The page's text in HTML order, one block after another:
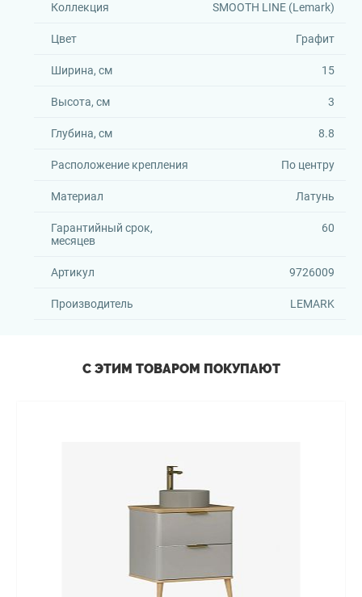
Коллекция SMOOTH LINE (Lemark)
Цвет Графит
Ширина, см 15
Высота, см 3
Глубина, см 8.8
Расположение крепления По центру
Материал Латунь
Гарантийный срок,
месяцев
60
Артикул 9726009
Производитель LEMARK
С ЭТИМ ТОВАРОМ ПОКУПАЮТ